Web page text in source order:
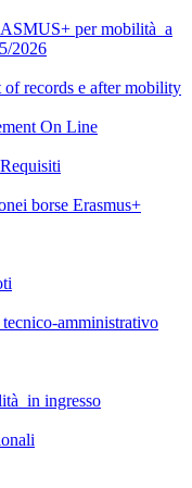
per mobilità a
2026
of records e after mobility
On Line
borse Erasmus+
amministrativo
in ingresso